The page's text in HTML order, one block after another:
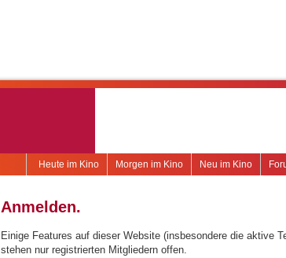
Neu im Kino
Morgen im Kino
Heute im Kino
Anmelden.
Einige Features auf dieser Website (insbesondere die aktive
stehen nur registrierten Mitgliedern offen.